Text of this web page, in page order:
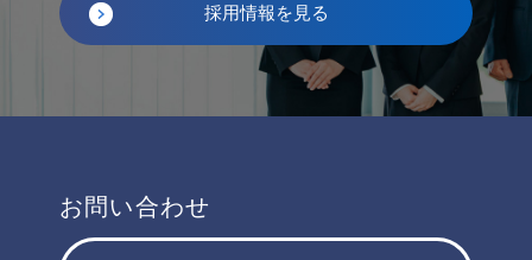
採用情報を見る
お問い合わせ